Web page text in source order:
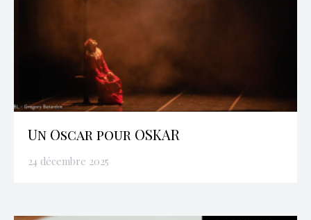
Un Oscar pour OSKAR
24 décembre 2025